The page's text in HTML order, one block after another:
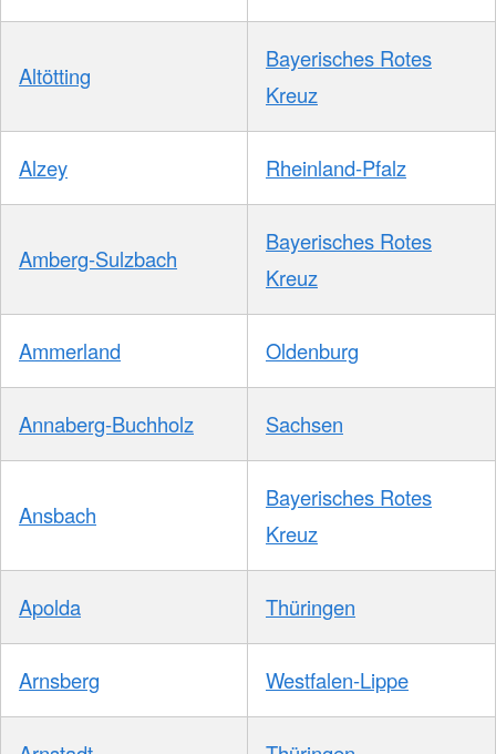
Altötting
Bayerisches Rotes
Kreuz
Alzey Rheinland-Pfalz
Amberg-Sulzbach
Bayerisches Rotes
Kreuz
Ammerland Oldenburg
Annaberg-Buchholz Sachsen
Ansbach
Bayerisches Rotes
Kreuz
Apolda Thüringen
Arnsberg Westfalen-Lippe